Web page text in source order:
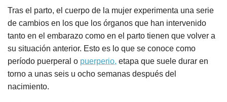
Tras el parto, el cuerpo de la mujer experimenta una serie
de cambios en los que los órganos que han intervenido
tanto en el embarazo como en el parto tienen que volver a
su situación anterior. Esto es lo que se conoce como
período puerperal o puerperio, etapa que suele durar en
torno a unas seis u ocho semanas después del
nacimiento.